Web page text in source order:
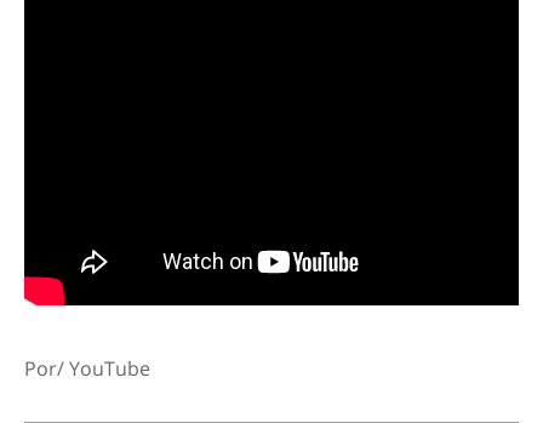
Por/ YouTube